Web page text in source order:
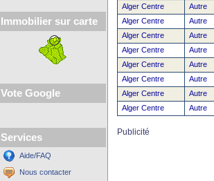
Immobilier sur carte
Vote Google
Services
Aide/FAQ
Nous contacter
Alger Centre
Autre
Alger Centre
Autre
Alger Centre
Autre
Alger Centre
Autre
Alger Centre
Autre
Alger Centre
Autre
Alger Centre
Autre
Alger Centre
Autre
Publicité